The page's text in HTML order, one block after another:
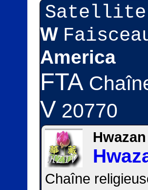
W
America
FTA
V 20770
Chaîne